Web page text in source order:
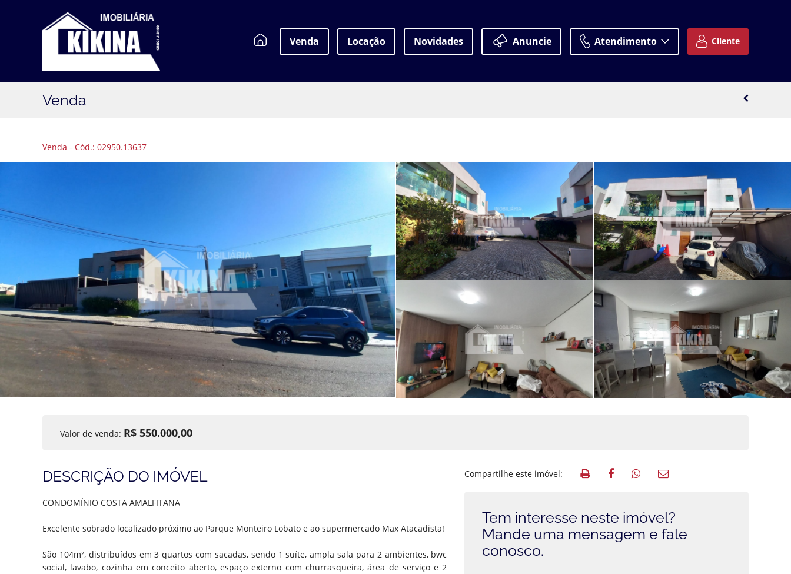
Venda Locação Novidades Anuncie Atendimento Cliente
Venda
Venda - Cód.: 02950.13637
Valor de venda: R$ 550.000,00
DESCRIÇÃO DO IMÓVEL
CONDOMÍNIO COSTA AMALFITANA
Excelente sobrado localizado próximo ao Parque Monteiro Lobato e ao supermercado Max Atacadista!
São 104m², distribuídos em 3 quartos com sacadas, sendo 1 suíte, ampla sala para 2 ambientes, bwc
social, lavabo, cozinha em conceito aberto, espaço externo com churrasqueira, área de serviço e 2
Compartilhe este imóvel:
Tem interesse neste imóvel?
Mande uma mensagem e fale
conosco.